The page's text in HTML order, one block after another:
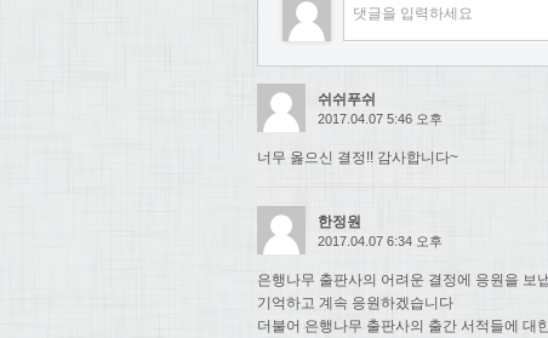
쉬쉬푸쉬
2017.04.07 5:46 오후
너무 옳으신 결정!! 감사합니다~
한정원
2017.04.07 6:34 오후
은행나무 출판사의 어려운 결정에 응원을 보
기억하고 계속 응원하겠습니다
더불어 은행나무 출판사의 출간 서적들에 대